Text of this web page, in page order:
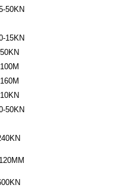
50KN
15KN
50KN
100M
160M
10KN
50KN